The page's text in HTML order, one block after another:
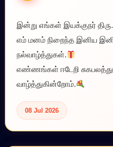
இன்று எங்கள் இயக்குநர்
எம் மனம் நிறைந்த இனிய
நல்வாழ்த்துகள்.
எண்ணங்கள் ஈடேறி
வாழ்த்துகின்றோம்.
08 Jul 2026